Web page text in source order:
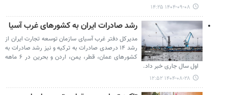
۱۴۰۴-۰۹-۰۸ ۱۴:۲۵
رشد صادرات ایران به کشورهای غرب آسیا
مدیرکل دفتر غرب آسیای سازمان توسعه تجارت ایران از
رشد ۱۴ درصدی صادرات به ترکیه و نیز رشد صادرات به
کشورهای عمان، قطر، یمن، اردن و بحرین در ۶ ماهه
اول سال جاری خبر داد.
۱۴۰۴-۰۸-۲۸ ۱۲:۵۲